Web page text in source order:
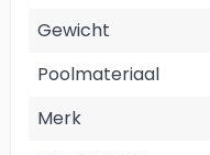
Gewicht
Poolmateriaal
Merk